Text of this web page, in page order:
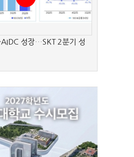
성장…SKT 2분기 성